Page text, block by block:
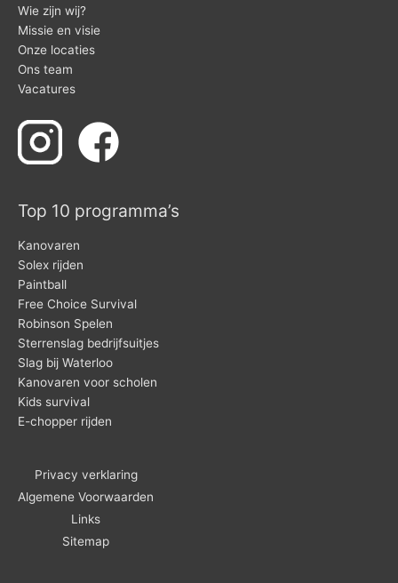
Wie zijn wij?
Missie en visie
Onze locaties
Ons team
Vacatures
Top 10 programma’s
Kanovaren
Solex rijden
Paintball
Free Choice Survival
Robinson Spelen
Sterrenslag bedrijfsuitjes
Slag bij Waterloo
Kanovaren voor scholen
Kids survival
E-chopper rijden
Privacy verklaring
Algemene Voorwaarden
Links
Sitemap